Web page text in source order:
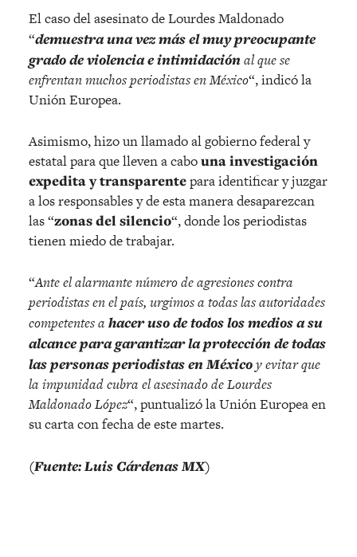
El caso del asesinato de Lourdes Maldonado
“demuestra una vez más el muy preocupante
grado de violencia e intimidaciónal que se
enfrentan muchos periodistas en México“, indicó la
Unión Europea.
Asimismo, hizo un llamado al gobierno federal y
estatal para que lleven a cabouna investigación
expedita y transparentepara identificar y juzgar
a los responsables y de esta manera desaparezcan
las “zonas del silencio“, donde los periodistas
tienen miedo de trabajar.
“Ante el alarmante número de agresiones contra
periodistas en el país, urgimos a todas las autoridades
competentes a hacer uso de todos los medios a su
alcance para garantizar la protección de todas
las personas periodistas en Méxicoy evitar que
la impunidad cubra el asesinado de Lourdes
Maldonado López“, puntualizó la Unión Europea en
su carta con fecha de este martes.
(Fuente: Luis Cárdenas MX)